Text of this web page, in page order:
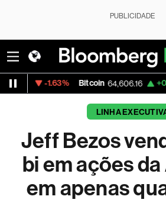
PUBLICIDADE
Bitcoin 64,606.16 +0.48%
LINHA
Jeff Bezos
bi em ações
em apenas